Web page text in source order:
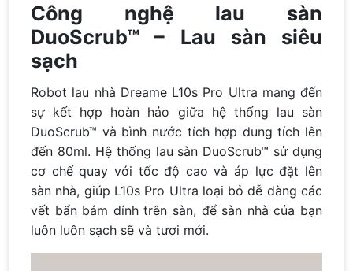
Công nghệ lau sàn
DuoScrub™ – Lau sàn siêu
sạch
Robot lau nhà Dreame L10s Pro Ultra mang đến
sự kết hợp hoàn hảo giữa hệ thống lau sàn
DuoScrub™ và bình nước tích hợp dung tích lên
đến 80ml. Hệ thống lau sàn DuoScrub™ sử dụng
cơ chế quay với tốc độ cao và áp lực đặt lên
sàn nhà, giúp L10s Pro Ultra loại bỏ dễ dàng các
vết bẩn bám dính trên sàn, để sàn nhà của bạn
luôn luôn sạch sẽ và tươi mới.